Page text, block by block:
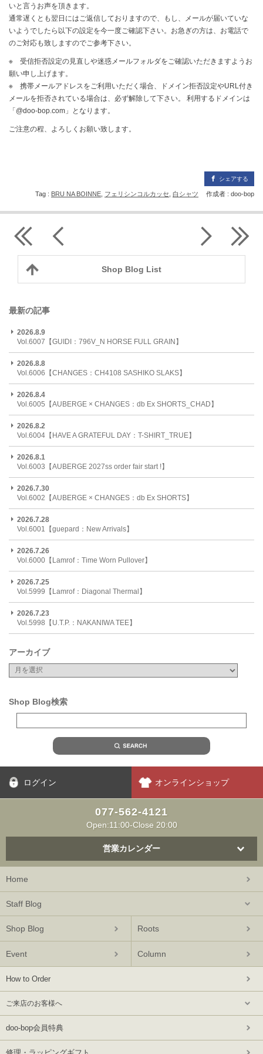
いと言うお声を頂きます。
通常遅くとも翌日にはご返信しておりますので、もし、メールが届いていな
いようでしたら以下の設定を今一度ご確認下さい。お急ぎの方は、お電話で
のご対応も致しますのでご参考下さい。
※ 受信拒否設定の見直しや迷惑メールフォルダをご確認いただきますようお
願い申し上げます。
※ 携帯メールアドレスをご利用いただく場合、ドメイン拒否設定やURL付き
メールを拒否されている場合は、必ず解除して下さい。 利用するドメインは
「@doo-bop.com」となります。
ご注意の程、よろしくお願い致します。
シェアする
Tag : BRU NA BOINNE フェリシンコルカッセ 白シャツ 作成者 : doo-bop
Shop Blog List
最新の記事
2026.8.9
Vol.6007【GUIDI：796V_N HORSE FULL GRAIN】
2026.8.8
Vol.6006【CHANGES：CH4108 SASHIKO SLAKS】
2026.8.4
Vol.6005【AUBERGE × CHANGES：db Ex SHORTS_CHAD】
2026.8.2
Vol.6004【HAVE A GRATEFUL DAY：T-SHIRT_TRUE】
2026.8.1
Vol.6003【AUBERGE 2027ss order fair start !】
2026.7.30
Vol.6002【AUBERGE × CHANGES：db Ex SHORTS】
2026.7.28
Vol.6001【guepard：New Arrivals】
2026.7.26
Vol.6000【Lamrof：Time Worn Pullover】
2026.7.25
Vol.5999【Lamrof：Diagonal Thermal】
2026.7.23
Vol.5998【U.T.P.：NAKANIWA TEE】
アーカイブ
Shop Blog検索
ログイン オンラインショップ
077-562-4121
Open:11:00-Close 20:00
営業カレンダー
Home
Staff Blog
Shop Blog Roots
Event Column
How to Order
ご来店のお客様へ
doo-bop会員特典